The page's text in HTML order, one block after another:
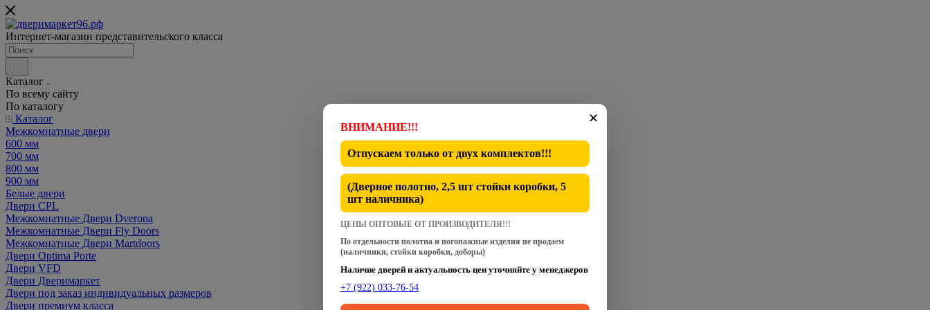
Интернет-магазин представительского класса
Каталог
По всему сайту
По каталогу
Каталог
Межкомнатные двери
600 мм
700 мм
800 мм
900 мм
Белые двери
Двери CPL
Межкомнатные Двери Dverona
Межкомнатные Двери Fly Doors
Межкомнатные Двери Martdoors
Двери Optima Porte
Двери VFD
Двери Дверимаркет
Двери под заказ индивидуальных размеров
Двери премиум класса
✕
ВНИМАНИЕ!!!
Отпускаем только от двух комплектов!!!
(Дверное полотно, 2,5 шт стойки коробки, 5
шт наличника)
ЦЕНЫ ОПТОВЫЕ ОТ ПРОИЗВОДИТЕЛЯ!!!
По отдельности полотна и погонажные изделия не продаем
(наличники, стойки коробки, доборы)
Наличие дверей и актуальность цен уточняйте у менеджеров
+7 (922) 033-76-54